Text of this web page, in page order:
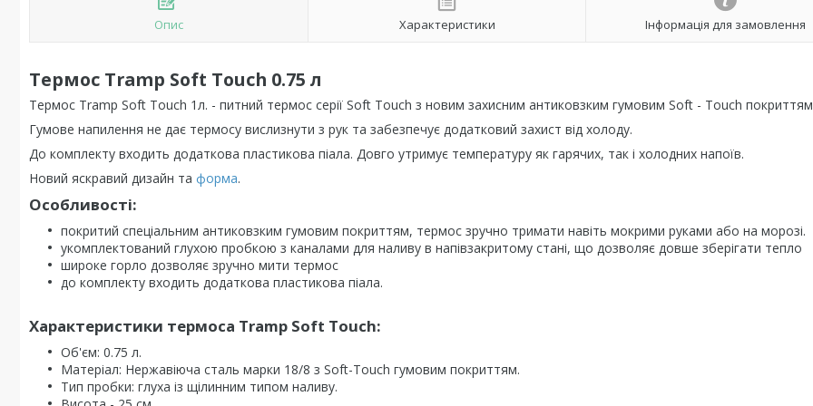
Опис Характеристики Інформація для замовлення
Термос Tramp Soft Touch 0.75 л
Термос Tramp Soft Touch 1л. - питний термос серії Soft Touch з новим захисним антиковзким гумовим Soft - Touch
Гумове напилення не дає термосу вислизнути з рук та забезпечує додатковий захист від холоду.
До комплекту входить додаткова пластикова піала. Довго утримує температуру як гарячих, так і холодних напоїв.
Новий яскравий дизайн та форма.
Особливості:
покритий спеціальним антиковзким гумовим покриттям, термос зручно тримати навіть мокрими руками або на морозі.
укомплектований глухою пробкою з каналами для наливу в напівзакритому стані, що дозволяє довше зберігати тепло
широке горло дозволяє зручно мити термос
до комплекту входить додаткова пластикова піала.
Характеристики термоса Tramp Soft Touch:
Об'єм: 0.75 л.
Матеріал: Нержавіюча сталь марки 18/8 з Soft-Touch гумовим покриттям.
Тип пробки: глуха із щілинним типом наливу.